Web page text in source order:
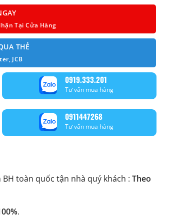
Tại Cửa Hàng
THẺ
JCB
0919.333.201
Tư vấn mua hàng
0911447268
Tư vấn mua hàng
toàn quốc tận nhà quý khách : Theo
.